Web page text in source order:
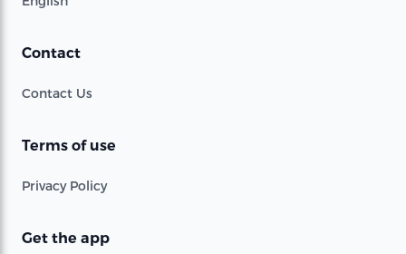
Contact
Contact Us
Terms of use
Privacy Policy
Get the app